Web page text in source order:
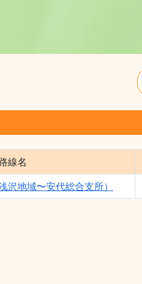
線名
地域〜安代総合支所）